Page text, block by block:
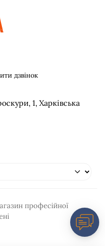
дзвінок
1, Харківська
професійної